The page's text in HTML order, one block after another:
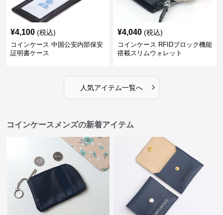
¥4,100 (税込)
コインケース 中国公安内部保安
証明書ケース
¥4,040 (税込)
コインケース RFIDブロック機能
搭載スリムウォレット
人気アイテム一覧へ ›
コインケースメンズの新着アイテム